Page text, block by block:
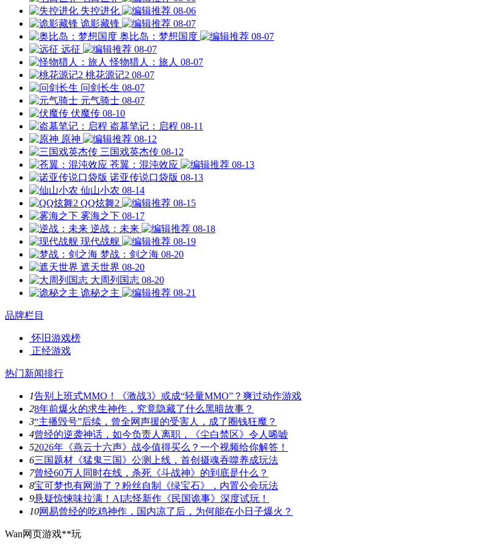
失控进化
08-06
诡影藏锋
08-07
奥比岛：梦想国度
08-07
远征
08-07
怪物猎人：旅人 08-07
桃花源记2 08-07
问剑长生 08-07
元气骑士 08-07
伏魔传 08-10
盗墓笔记：启程 08-11
原神
08-12
三国戏英杰传 08-12
苍翼：混沌效应
08-13
诺亚传说口袋版 08-13
仙山小农 08-14
QQ炫舞2
08-15
雾海之下 08-17
逆战：未来
08-18
现代战舰
08-19
梦战：剑之海 08-20
遮天世界 08-20
大周列国志 08-20
诡秘之主
08-21
品牌栏目
怀旧游戏榜
正经游戏
热门新闻排行
1告别上班式MMO！《激战3》或成“轻量MMO”？爽过动作游戏
28年前爆火的求生神作，究竟隐藏了什么黑暗故事？
3“主播毁号”后续，曾全网声援的受害人，成了圈钱狂魔？
4曾经的逆袭神话，如今负责人离职，《尘白禁区》令人唏嘘
52026年《燕云十六声》战令值得买么？一个视频给你解答！
6三国题材《猛鬼三国》公测上线，首创摄魂吞噬养成玩法
7曾经60万人同时在线，杀死《斗战神》的到底是什么？
8宝可梦也有网游了？粉丝自制《绿宝石》，内置公会玩法
9悬疑惊悚味拉满！AI志怪新作《民国诡事》深度试玩！
10网易曾经的吃鸡神作，国内凉了后，为何能在小日子爆火？
Wan网页游戏**玩